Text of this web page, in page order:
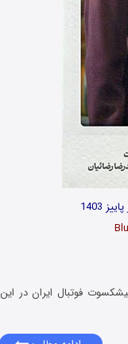
1403
فوتبال ایران در این